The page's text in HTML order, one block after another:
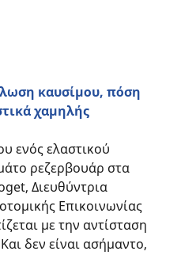
καυσίμου, πόση
χαμηλής
ενός ελαστικού
ρεζερβουάρ στα
Διευθύντρια
Επικοινωνίας
με την αντίσταση
δεν είναι ασήμαντο,